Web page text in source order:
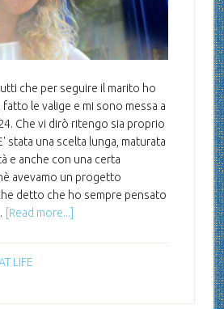
che per seguire il marito ho
le valige e mi sono messa a
Che vi dirò ritengo sia proprio
stata una scelta lunga, maturata
e anche con una certa
avevamo un progetto
detto che ho sempre pensato
[Read more...]
LIFE